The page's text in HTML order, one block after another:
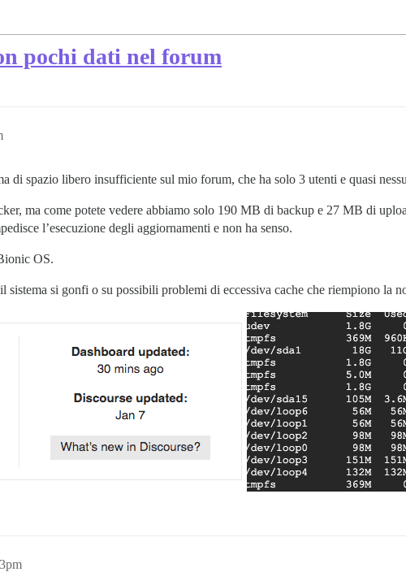
pochi dati nel forum
di spazio libero insufficiente sul mio forum, che ha solo 3 utenti e quasi
ma come potete vedere abbiamo solo 190 MB di backup e 27 MB di
l’esecuzione degli aggiornamenti e non ha senso.
OS.
sistema si gonfi o su possibili problemi di eccessiva cache che riempiono la